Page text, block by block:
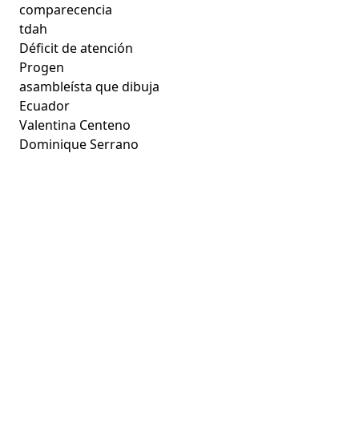
comparecencia
tdah
Déficit de atención
Progen
asambleísta que dibuja
Ecuador
Valentina Centeno
Dominique Serrano